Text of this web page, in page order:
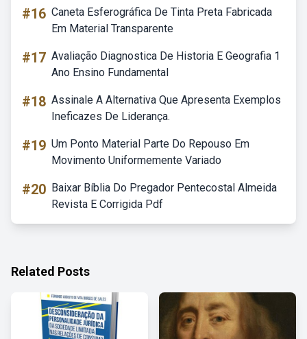
#16 Caneta Esferográfica De Tinta Preta Fabricada
Em Material Transparente
#17 Avaliação Diagnostica De Historia E Geografia 1
Ano Ensino Fundamental
#18 Assinale A Alternativa Que Apresenta Exemplos
Ineficazes De Liderança.
#19 Um Ponto Material Parte Do Repouso Em
Movimento Uniformemente Variado
#20 Baixar Bíblia Do Pregador Pentecostal Almeida
Revista E Corrigida Pdf
Related Posts